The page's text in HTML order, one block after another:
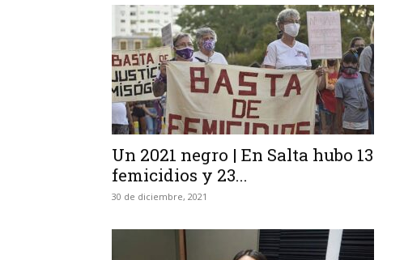
Un 2021 negro | En Salta hubo 13
femicidios y 23...
30 de diciembre, 2021